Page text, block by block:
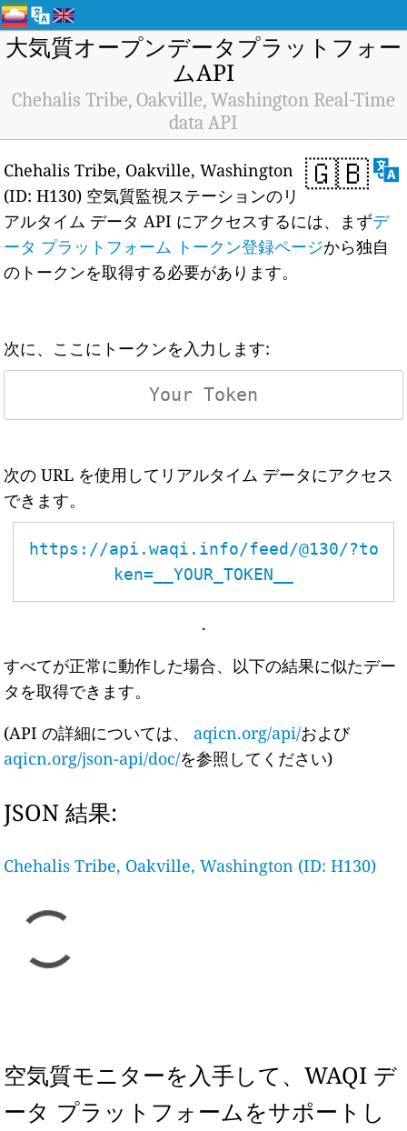
大気質オープンデータプラットフォー
ムAPI
Chehalis Tribe, Oakville, Washington Real-Time
data API
🇬🇧
Chehalis Tribe, Oakville, Washington
(ID: H130) 空気質監視ステーションのリ
アルタイム データ API にアクセスするには、まずデ
ータ プラットフォーム トークン登録ページから独自
のトークンを取得する必要があります。
次に、ここにトークンを入力します:
次の URL を使用してリアルタイム データにアクセス
できます。
https://api.waqi.info/feed/@130/?to
ken=__YOUR_TOKEN__
.
すべてが正常に動作した場合、以下の結果に似たデー
タを取得できます。
(API の詳細については、 aqicn.org/api/および
aqicn.org/json-api/doc/を参照してください)
JSON 結果:
Chehalis Tribe, Oakville, Washington (ID: H130)
空気質モニターを入手して、WAQI デ
ータ プラットフォームをサポートし